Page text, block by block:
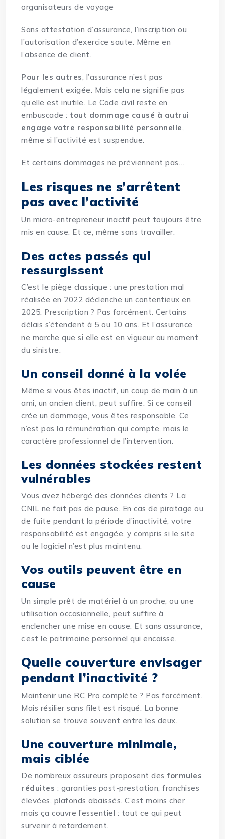
organisateurs de voyage
Sans attestation d’assurance, l’inscription ou
l’autorisation d’exercice saute. Même en
l’absence de client.
Pour les autres, l’assurance n’est pas
légalement exigée. Mais cela ne signifie pas
qu’elle est inutile. Le Code civil reste en
embuscade : tout dommage causé à autrui
engage votre responsabilité personnelle,
même si l’activité est suspendue.
Et certains dommages ne préviennent pas…
Les risques ne s’arrêtent
pas avec l’activité
Un micro-entrepreneur inactif peut toujours être
mis en cause. Et ce, même sans travailler.
Des actes passés qui
ressurgissent
C’est le piège classique : une prestation mal
réalisée en 2022 déclenche un contentieux en
2025. Prescription ? Pas forcément. Certains
délais s’étendent à 5 ou 10 ans. Et l’assurance
ne marche que si elle est en vigueur au moment
du sinistre.
Un conseil donné à la volée
Même si vous êtes inactif, un coup de main à un
ami, un ancien client, peut suffire. Si ce conseil
crée un dommage, vous êtes responsable. Ce
n’est pas la rémunération qui compte, mais le
caractère professionnel de l’intervention.
Les données stockées restent
vulnérables
Vous avez hébergé des données clients ? La
CNIL ne fait pas de pause. En cas de piratage ou
de fuite pendant la période d’inactivité, votre
responsabilité est engagée, y compris si le site
ou le logiciel n’est plus maintenu.
Vos outils peuvent être en
cause
Un simple prêt de matériel à un proche, ou une
utilisation occasionnelle, peut suffire à
enclencher une mise en cause. Et sans assurance,
c’est le patrimoine personnel qui encaisse.
Quelle couverture envisager
pendant l’inactivité ?
Maintenir une RC Pro complète ? Pas forcément.
Mais résilier sans filet est risqué. La bonne
solution se trouve souvent entre les deux.
Une couverture minimale,
mais ciblée
De nombreux assureurs proposent desformules
réduites : garanties post-prestation, franchises
élevées, plafonds abaissés. C’est moins cher
mais ça couvre l’essentiel : tout ce qui peut
survenir à retardement.